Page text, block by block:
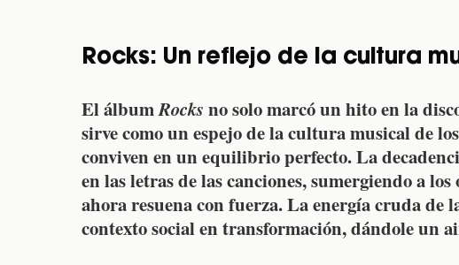
Rocks: Un reflejo de la cultura
El álbumRocks no solo marcó un hito en la
sirve como un espejo de la cultura musical de
conviven en un equilibrio perfecto. La
en las letras de las canciones, sumergiendo a
ahora resuena con fuerza. La energía cruda de
contexto social en transformación, dándole un